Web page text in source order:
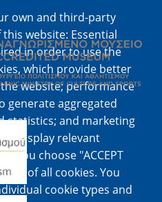
own and third-party
website: Essential
in order to use the
which provide better
website; performance
generate aggregated
statistics; and marketing
to display relevant
you choose "ACCEPT
use of all cookies. You
cookie types and